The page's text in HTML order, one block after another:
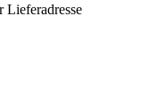
Lieferadresse